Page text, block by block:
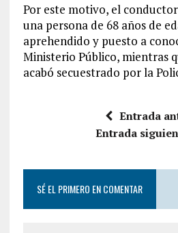
Por este motivo, el
una persona de 68 años de
aprehendido y puesto a
Ministerio Público, mientras
acabó secuestrado por la
Entrada
Entrada
SÉ EL PRIMERO EN COMENTAR